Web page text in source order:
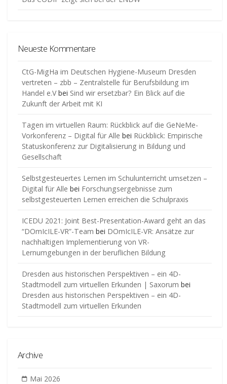
Neueste Kommentare
CtG-MigHa im Deutschen Hygiene-Museum Dresden
vertreten – zbb – Zentralstelle für Berufsbildung im
Handel e.Vbei Sind wir ersetzbar? Ein Blick auf die
Zukunft der Arbeit mit KI
Tagen im virtuellen Raum: Rückblick auf die GeNeMe-
Vorkonferenz – Digital für Alle bei Rückblick: Empirische
Statuskonferenz zur Digitalisierung in Bildung und
Gesellschaft
Selbstgesteuertes Lernen im Schulunterricht umsetzen –
Digital für Alle bei Forschungsergebnisse zum
selbstgesteuerten Lernen erreichen die Schulpraxis
ICEDU 2021: Joint Best-Presentation-Award geht an das
“DOmIcILE-VR”-Team bei DOmIcILE-VR: Ansätze zur
nachhaltigen Implementierung von VR-
Lernumgebungen in der beruflichen Bildung
Dresden aus historischen Perspektiven – ein 4D-
Stadtmodell zum virtuellen Erkunden | Saxorum bei
Dresden aus historischen Perspektiven – ein 4D-
Stadtmodell zum virtuellen Erkunden
Archive
Mai 2026